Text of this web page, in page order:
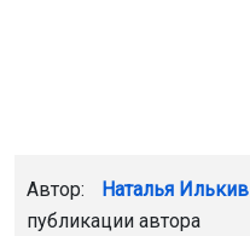
Автор: Наталья Илькив
публикации автора